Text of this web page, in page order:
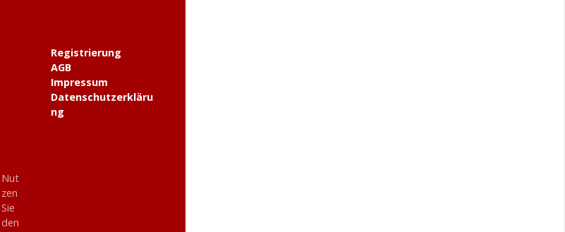
Nut
zen
Sie
den
Registrierung
AGB
Impressum
Datenschutzerkläru
ng